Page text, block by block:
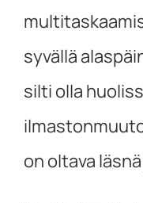
syvällä
silti olla
on oltava